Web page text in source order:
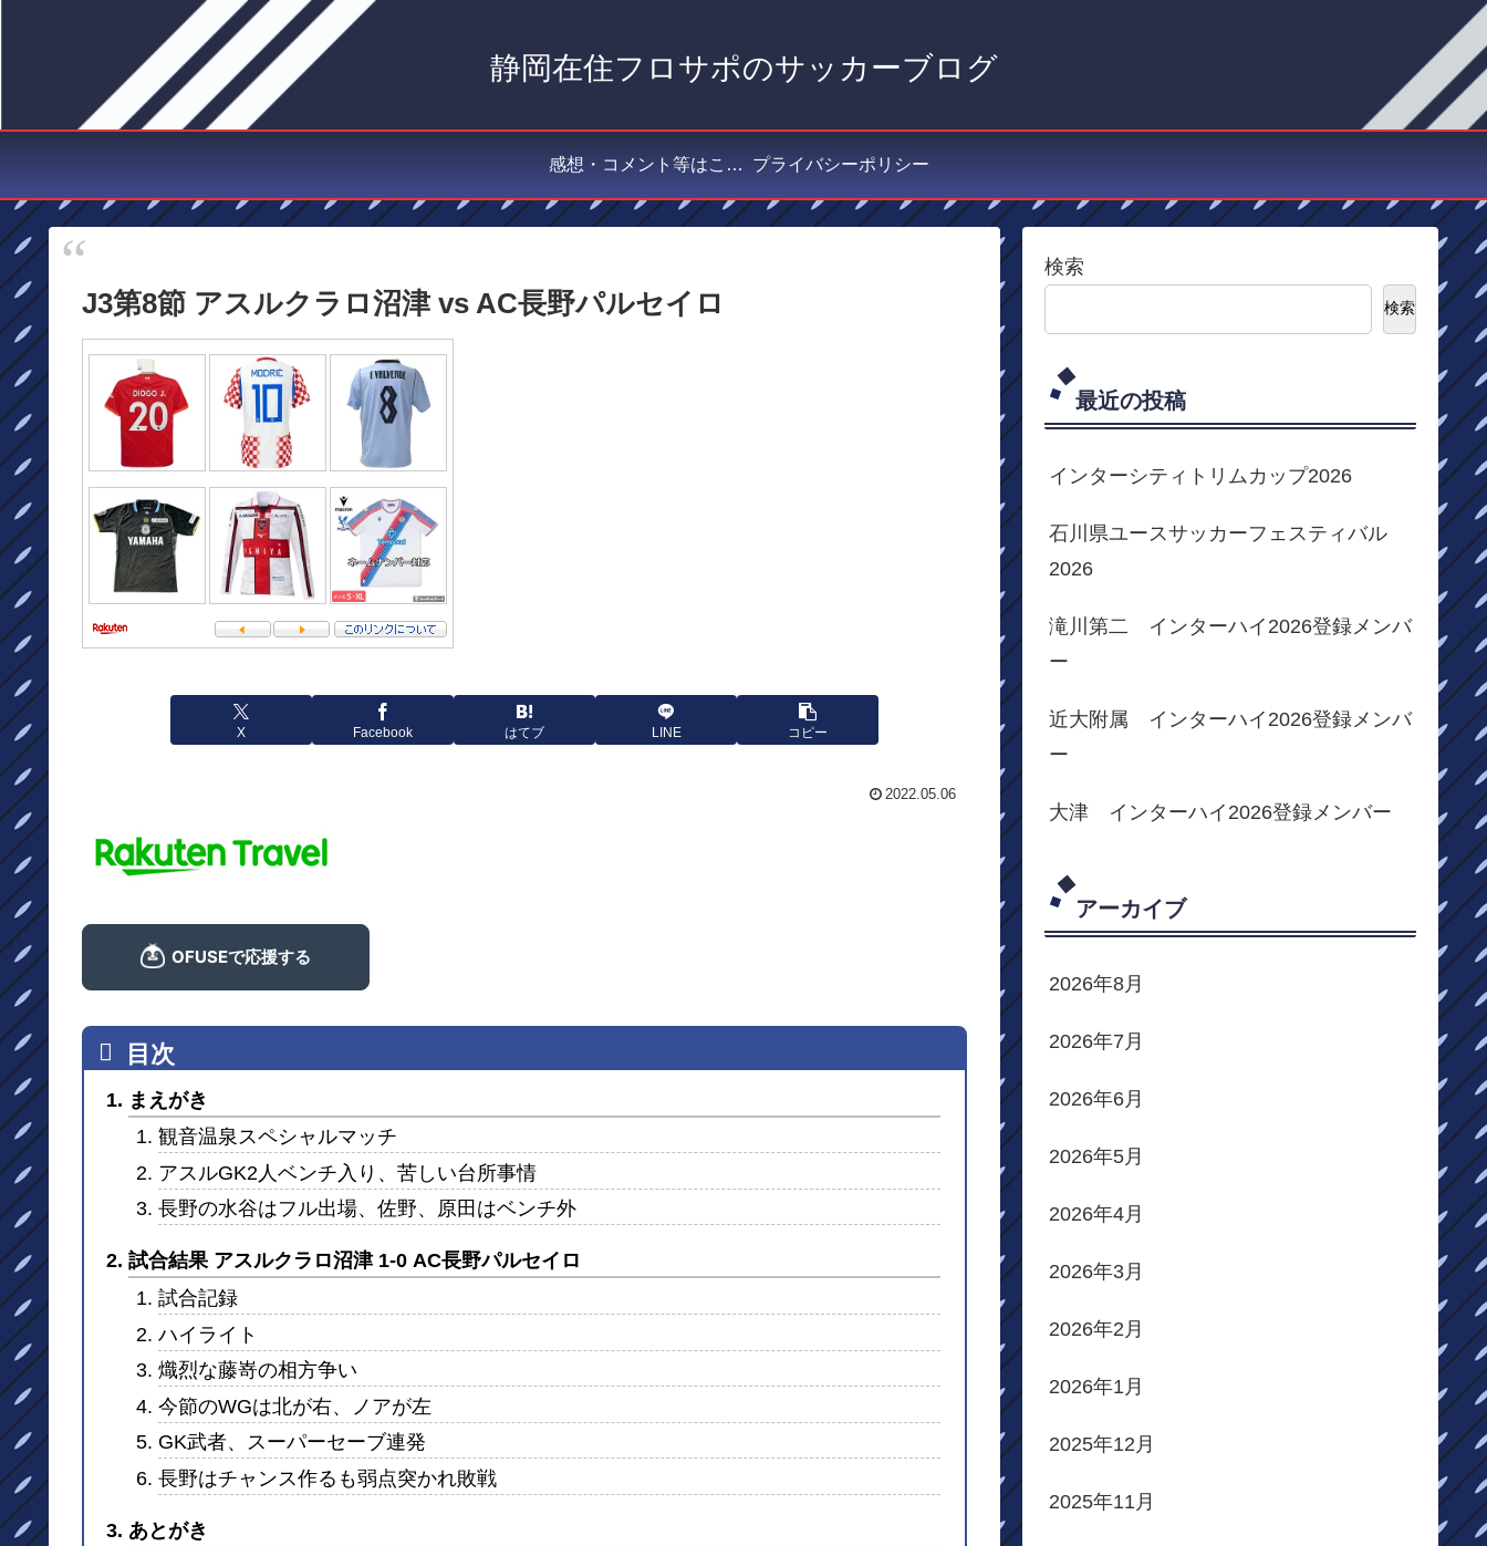
静岡在住フロサポのサッカーブログ
感想・コメント等はこちら プライバシーポリシー
J3第8節 アスルクラロ沼津 vs AC長野パルセイロ
X Facebook はてブ LINE コピー
2022.05.06
まえがき
観音温泉スペシャルマッチ
アスルGK2人ベンチ入り、苦しい台所事情
長野の水谷はフル出場、佐野、原田はベンチ外
試合結果 アスルクラロ沼津 1-0 AC長野パルセイロ
試合記録
ハイライト
熾烈な藤嵜の相方争い
今節のWGは北が右、ノアが左
GK武者、スーパーセーブ連発
長野はチャンス作るも弱点突かれ敗戦
あとがき
検索
検索
最近の投稿
インターシティトリムカップ2026
石川県ユースサッカーフェスティバル
2026
滝川第二 インターハイ2026登録メンバ
ー
近大附属 インターハイ2026登録メンバ
ー
大津 インターハイ2026登録メンバー
アーカイブ
2026年8月
2026年7月
2026年6月
2026年5月
2026年4月
2026年3月
2026年2月
2026年1月
2025年12月
2025年11月